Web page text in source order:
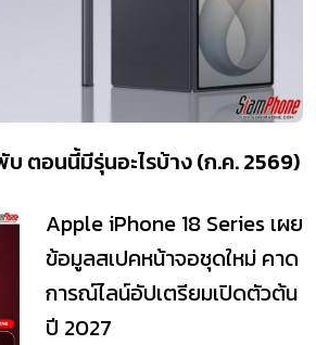
ตอนนี้มีรุ่นอะไรบ้าง (ก.ค. 2569)
Apple iPhone 18 Series เผย
ข้อมูลสเปคหน้าจอชุดใหม่ คาด
การณ์ไลน์อัปเตรียมเปิดตัวต้น
ปี 2027